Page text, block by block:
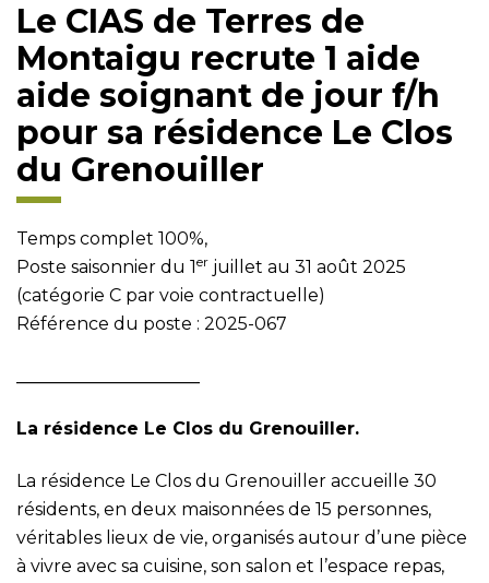
Le CIAS de Terres de
Montaigu recrute 1 aide
aide soignant de jour f/h
pour sa résidence Le Clos
du Grenouiller
Temps complet 100%,
Poste saisonnier du 1er juillet au 31 août 2025
(catégorie C par voie contractuelle)
Référence du poste : 2025-067
La résidence Le Clos du Grenouiller.
La résidence Le Clos du Grenouiller accueille 30
résidents, en deux maisonnées de 15 personnes,
véritables lieux de vie, organisés autour d’une pièce
à vivre avec sa cuisine, son salon et l’espace repas,